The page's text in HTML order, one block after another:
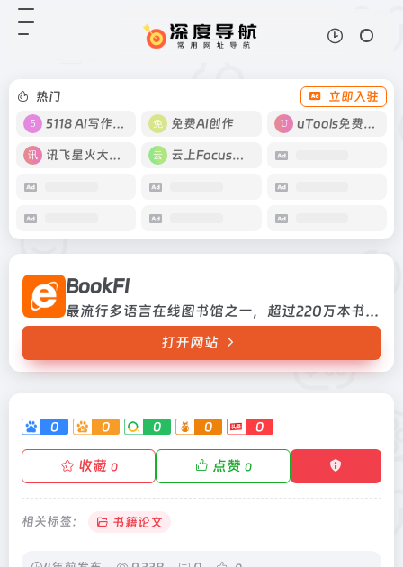
热门
立即入驻
5118 AI写作工具
免费AI创作 uTools免费工具箱
讯飞星火大模型 云上Focus接码
BookFI
最流行多语言在线图书馆之一，超过220万本书下载
打开网站
0 0 0 0 0
收藏 0 点赞 0
相关标签： 书籍论文